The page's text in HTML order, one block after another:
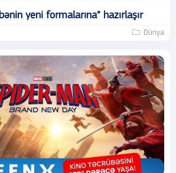
yeni formalarına” hazırlaşır
Dünya